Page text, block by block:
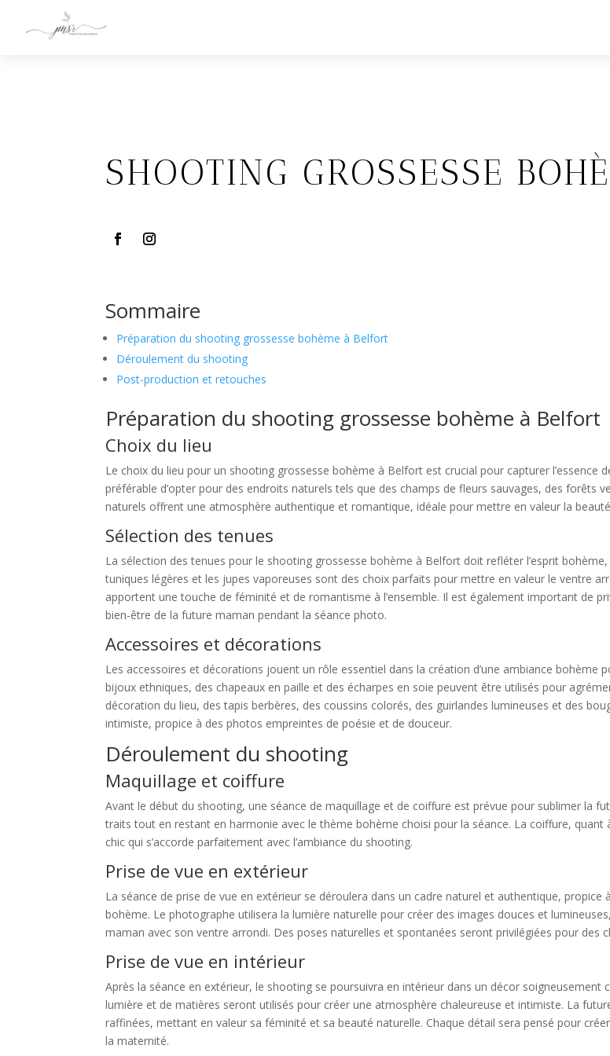
SHOOTING GROSSESSE
Sommaire
Préparation du shooting grossesse bohème à Belfort
Déroulement du shooting
Post-production et retouches
Préparation du shooting grossesse bohème à Belfort
Choix du lieu
Le choix du lieu pour un shooting grossesse bohème à Belfort est crucial pour capturer l’essence
préférable d’opter pour des endroits naturels tels que des champs de fleurs sauvages, des forêts
naturels offrent une atmosphère authentique et romantique, idéale pour mettre en valeur la
Sélection des tenues
La sélection des tenues pour le shooting grossesse bohème à Belfort doit refléter l’esprit
tuniques légères et les jupes vaporeuses sont des choix parfaits pour mettre en valeur le ventre
apportent une touche de féminité et de romantisme à l’ensemble. Il est également important de
bien-être de la future maman pendant la séance photo.
Accessoires et décorations
Les accessoires et décorations jouent un rôle essentiel dans la création d’une ambiance
bijoux ethniques, des chapeaux en paille et des écharpes en soie peuvent être utilisés pour
décoration du lieu, des tapis berbères, des coussins colorés, des guirlandes lumineuses et des
intimiste, propice à des photos empreintes de poésie et de douceur.
Déroulement du shooting
Maquillage et coiffure
Avant le début du shooting, une séance de maquillage et de coiffure est prévue pour sublimer la
traits tout en restant en harmonie avec le thème bohème choisi pour la séance. La coiffure,
chic qui s’accorde parfaitement avec l’ambiance du shooting.
Prise de vue en extérieur
La séance de prise de vue en extérieur se déroulera dans un cadre naturel et authentique,
bohème. Le photographe utilisera la lumière naturelle pour créer des images douces et
maman avec son ventre arrondi. Des poses naturelles et spontanées seront privilégiées pour des
Prise de vue en intérieur
Après la séance en extérieur, le shooting se poursuivra en intérieur dans un décor
lumière et de matières seront utilisés pour créer une atmosphère chaleureuse et intimiste. La
raffinées, mettant en valeur sa féminité et sa beauté naturelle. Chaque détail sera pensé pour
la maternité.